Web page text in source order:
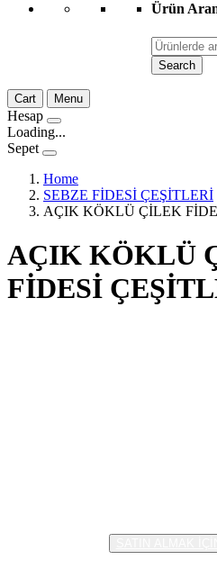
Ürün
Search
Cart Menu
Hesap
Loading...
Sepet
Home
SEBZE FİDESİ ÇEŞİTLERİ
AÇIK KÖKLÜ ÇİLEK
AÇIK KÖKLÜ
FİDESİ